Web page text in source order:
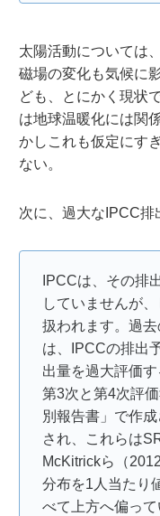
太陽活動については
磁場の変化も気候に
ども、とにかく現状
は地球温暖化には関
かしこれも仮定にす
ない。
次に、過大なIPCC排
IPCCは、その排
していませんが
扱われます。過
は、IPCCの排出
出量を過大評価
第3次と第4次評
別報告書」で作
され、これらは
McKitrickら（
分布を1人当たり
べて上方へ偏っ